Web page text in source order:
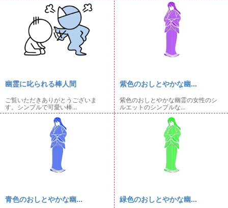
幽霊に叱られる棒人間
ご覧いただきありがとうございま
す。シンプルで可愛い棒...
紫色のおしとやかな幽...
紫色のおしとやかな幽霊の女性のシ
ルエットのシンプルな...
青色のおしとやかな幽... 緑色のおしとやかな幽...